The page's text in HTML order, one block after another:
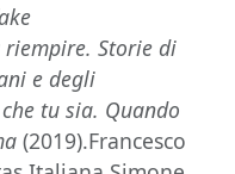
riempire. Storie di
e degli
tu sia. Quando
(2019).Francesco